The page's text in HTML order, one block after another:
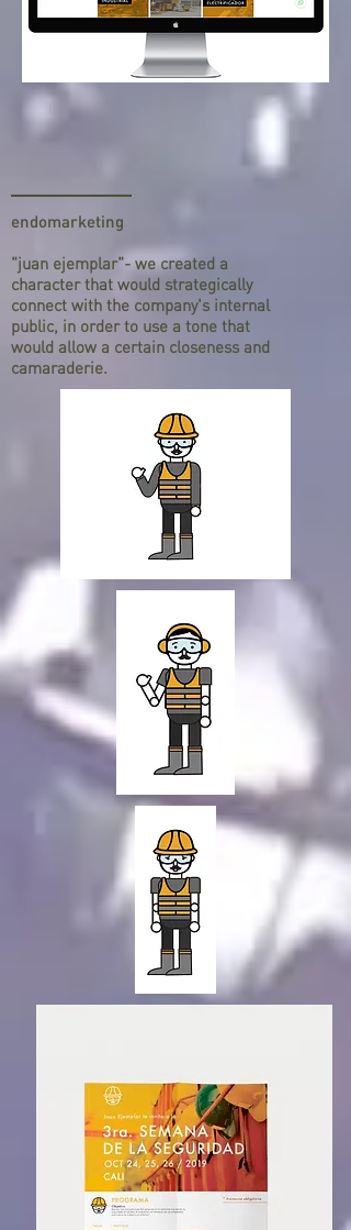
endomarketing​
"juan ejemplar"- we created a
character that would strategically
connect with the company's internal
public, in order to use a tone that
would allow a certain closeness and
camaraderie.